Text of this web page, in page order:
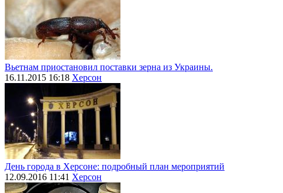
Вьетнам приостановил поставки зерна из Украины.
16.11.2015 16:18 Херсон
День города в Херсоне: подробный план мероприятий
12.09.2016 11:41 Херсон